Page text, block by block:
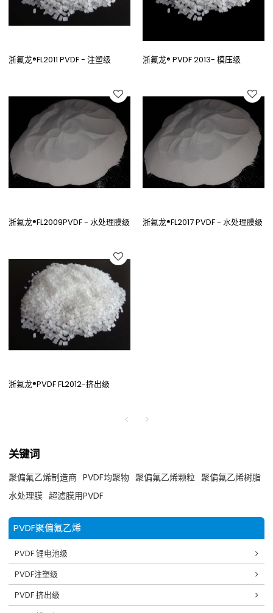
浙氟龙®FL2011 PVDF - 注塑级 浙氟龙® PVDF 2013- 模压级
浙氟龙®FL2009PVDF - 水处理膜级 浙氟龙®FL2017 PVDF - 水处理膜级
浙氟龙®PVDF FL2012-挤出级
关键词
聚偏氟乙烯制造商 PVDF均聚物 聚偏氟乙烯颗粒 聚偏氟乙烯树脂
水处理膜 超滤膜用PVDF
PVDF聚偏氟乙烯
PVDF 锂电池级
PVDF注塑级
PVDF 挤出级